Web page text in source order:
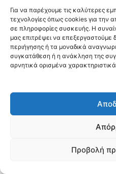
Για να παρέχουμε τις καλύτερες
τεχνολογίες όπως cookies για την
σε πληροφορίες συσκευής. Η
μας επιτρέψει να
περιήγησης ή τα μοναδικά
συγκατάθεση ή η ανάκληση της
αρνητικά ορισμένα χαρακτηριστικά
Προβολή